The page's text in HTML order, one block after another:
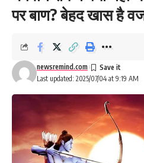
पर बाण? बेहद खास है
Last updated: 2025/07/04 at 9:19 AM
newsremind.com